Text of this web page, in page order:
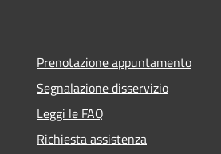
Prenotazione appuntamento
Segnalazione disservizio
Leggi le FAQ
Richiesta assistenza